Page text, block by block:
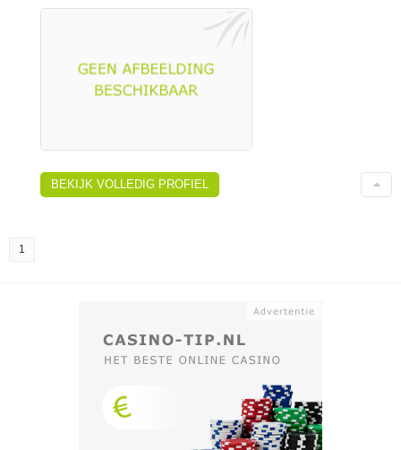
BEKIJK VOLLEDIG PROFIEL
1